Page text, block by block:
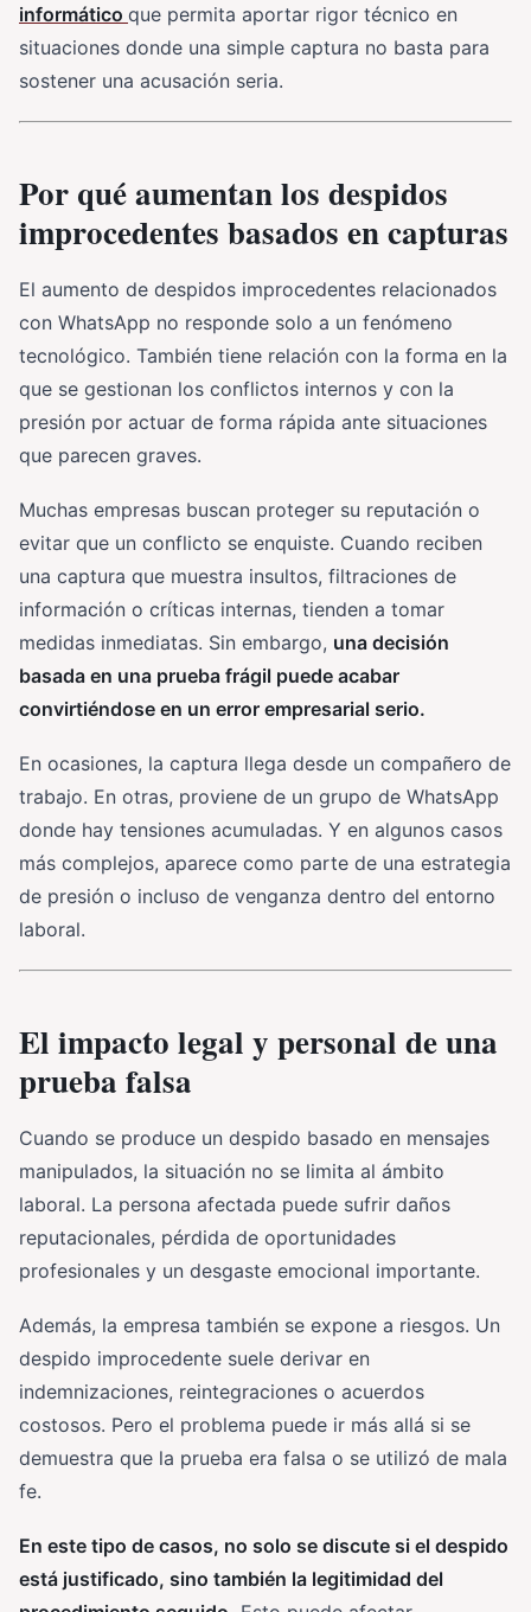
informático que permita aportar rigor técnico en
situaciones donde una simple captura no basta para
sostener una acusación seria.
Por qué aumentan los despidos
improcedentes basados en capturas
El aumento de despidos improcedentes relacionados
con WhatsApp no responde solo a un fenómeno
tecnológico. También tiene relación con la forma en la
que se gestionan los conflictos internos y con la
presión por actuar de forma rápida ante situaciones
que parecen graves.
Muchas empresas buscan proteger su reputación o
evitar que un conflicto se enquiste. Cuando reciben
una captura que muestra insultos, filtraciones de
información o críticas internas, tienden a tomar
medidas inmediatas. Sin embargo, una decisión
basada en una prueba frágil puede acabar
convirtiéndose en un error empresarial serio.
En ocasiones, la captura llega desde un compañero de
trabajo. En otras, proviene de un grupo de WhatsApp
donde hay tensiones acumuladas. Y en algunos casos
más complejos, aparece como parte de una estrategia
de presión o incluso de venganza dentro del entorno
laboral.
El impacto legal y personal de una
prueba falsa
Cuando se produce un despido basado en mensajes
manipulados, la situación no se limita al ámbito
laboral. La persona afectada puede sufrir daños
reputacionales, pérdida de oportunidades
profesionales y un desgaste emocional importante.
Además, la empresa también se expone a riesgos. Un
despido improcedente suele derivar en
indemnizaciones, reintegraciones o acuerdos
costosos. Pero el problema puede ir más allá si se
demuestra que la prueba era falsa o se utilizó de mala
fe.
En este tipo de casos, no solo se discute si el despido
está justificado, sino también la legitimidad del